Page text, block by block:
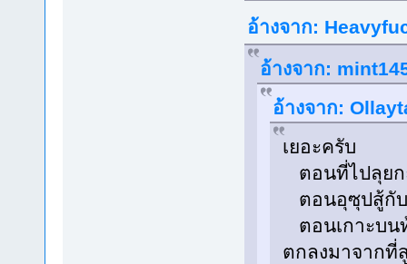
อ้างจาก:
อ้างจาก:
อ้างจาก:
เยอะครับ
ตอนที่ไปลุยก
ตอนอุซุปสู้กั
ตอนเกาะบน
ตกลงมาจากที่